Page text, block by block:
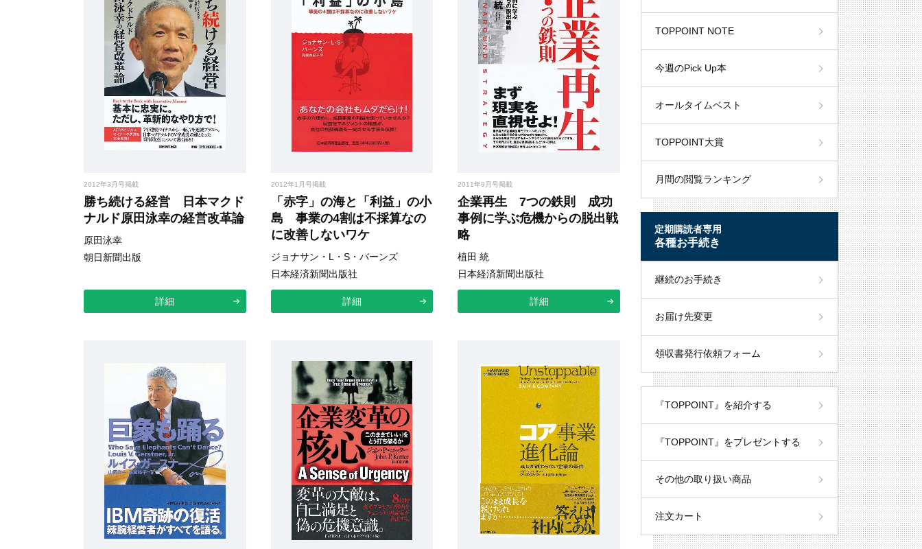
2012年3月号掲載
勝ち続ける経営 日本マクド
ナルド原田泳幸の経営改革論
原田泳幸
朝日新聞出版
詳細
2012年1月号掲載
「赤字」の海と「利益」の小
島 事業の4割は不採算なの
に改善しないワケ
ジョナサン・L・S・バーンズ
日本経済新聞出版社
詳細
2011年9月号掲載
企業再生 7つの鉄則 成功
事例に学ぶ危機からの脱出戦
略
植田 統
日本経済新聞出版社
詳細
TOPPOINT NOTE
今週のPick Up本
オールタイムベスト
TOPPOINT大賞
月間の閲覧ランキング
定期購読者専用
各種お手続き
継続のお手続き
お届け先変更
領収書発行依頼フォーム
『TOPPOINT』を紹介する
『TOPPOINT』をプレゼントする
その他の取り扱い商品
注文カート